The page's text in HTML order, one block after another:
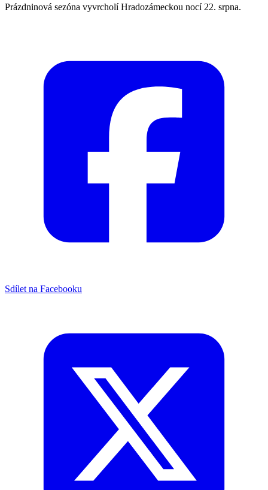
Prázdninová sezóna vyvrcholí Hradozámeckou nocí 22. srpna.
Sdílet na Facebooku